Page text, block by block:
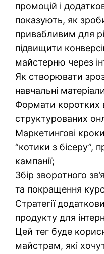
промоцій і
показують, як
привабливим для
підвищити
майстерню через
Як створювати
навчальні
Формати коротких
структурованих
Маркетингові
“котики з бісеру”,
кампанії;
Збір зворотного
та покращення
Стратегії
продукту для
Цей тег буде
майстрам, які